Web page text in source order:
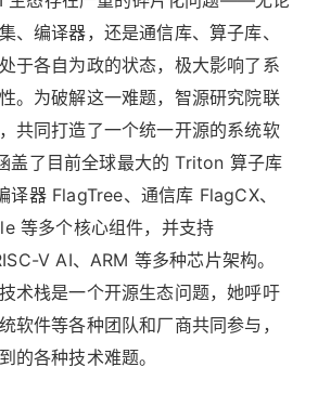
、编译器，还是通信库、算子库、
于各自为政的状态，极大影响了系
。为破解这一难题，智源研究院联
共同打造了一个统一开源的系统软
盖了目前全球最大的 Triton 算子库
译器 FlagTree、通信库 FlagCX、
等多个核心组件，并支持
V AI、ARM 等多种芯片架构。
术栈是一个开源生态问题，她呼吁
软件等各种团队和厂商共同参与，
的各种技术难题。